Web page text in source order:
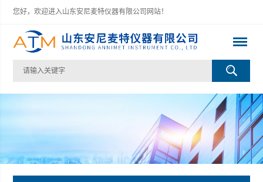
您好，欢迎进入山东安尼麦特仪器有限公司网站！